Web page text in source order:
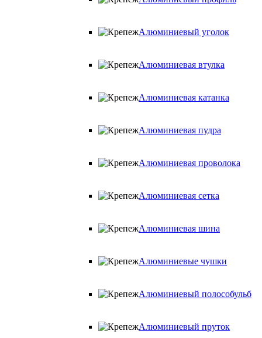
Алюминиевый уголок
Алюминиевая втулка
Алюминиевая катанка
Алюминиевая пудра
Алюминиевая проволока
Алюминиевая сетка
Алюминиевая шина
Алюминиевые чушки
Алюминиевый полособульб
Алюминиевый пруток